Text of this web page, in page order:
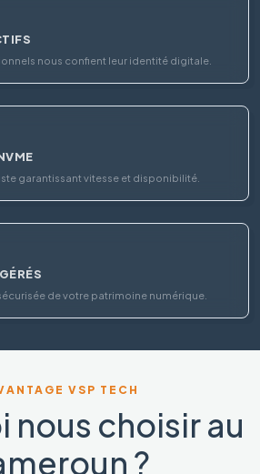
nous confient leur identité digitale.
garantissant vitesse et disponibilité.
de votre patrimoine numérique.
VSP TECH
nous choisir au
?